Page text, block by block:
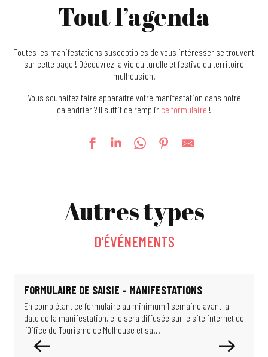
Tout l’agenda
Toutes les manifestations susceptibles de vous intéresser se trouvent
sur cette page ! Découvrez la vie culturelle et festive du territoire
mulhousien.
Vous souhaitez faire apparaître votre manifestation dans notre
calendrier ? Il suffit de remplir ce formulaire !
Exposition : Limits of Control
Visite guidée : Sur les pas d'Alfred Dreyfus
24e Festival des Jardins Métissés - Les Jardins d'Ulysse
Je flâne dans le quartier du Rebberg
Chasse au trésor : Cherche et trouve dans le musée
Le jardin de Michèle
Escape game : l'énigme du Professeur Proton
Autres types
D'ÉVÉNEMENTS
FORMULAIRE DE SAISIE – MANIFESTATIONS
En complétant ce formulaire au minimum 1 semaine avant la
date de la manifestation, elle sera diffusée sur le site internet de
l’Office de Tourisme de Mulhouse et sa...